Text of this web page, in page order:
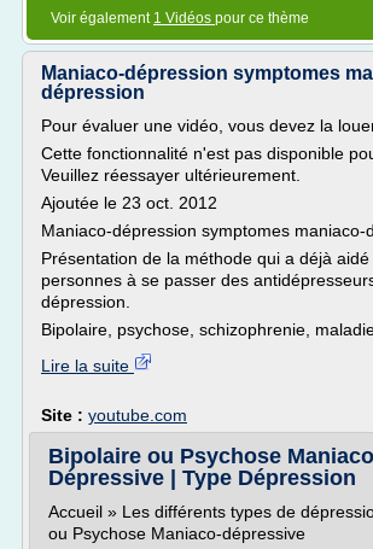
Voir également 1 Vidéos pour ce thème
Maniaco-dépression symptomes
dépression
Pour évaluer une vidéo, vous devez la
Cette fonctionnalité n'est pas disponible
Veuillez réessayer ultérieurement.
Ajoutée le 23 oct. 2012
Maniaco-dépression symptomes maniaco-
Présentation de la méthode qui a déjà
personnes à se passer des
dépression.
Bipolaire, psychose, schizophrenie,
Lire la suite
Site : youtube.com
Bipolaire ou Psychose
Dépressive | Type Dépression
Accueil » Les différents types de
ou Psychose Maniaco-dépressive